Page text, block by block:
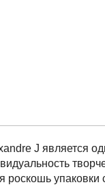
J является
роскошь